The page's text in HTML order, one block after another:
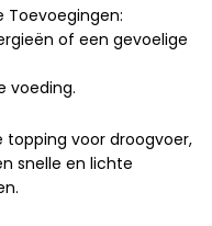
Toevoegingen:
of een gevoelige
voeding.
topping voor droogvoer,
snelle en lichte